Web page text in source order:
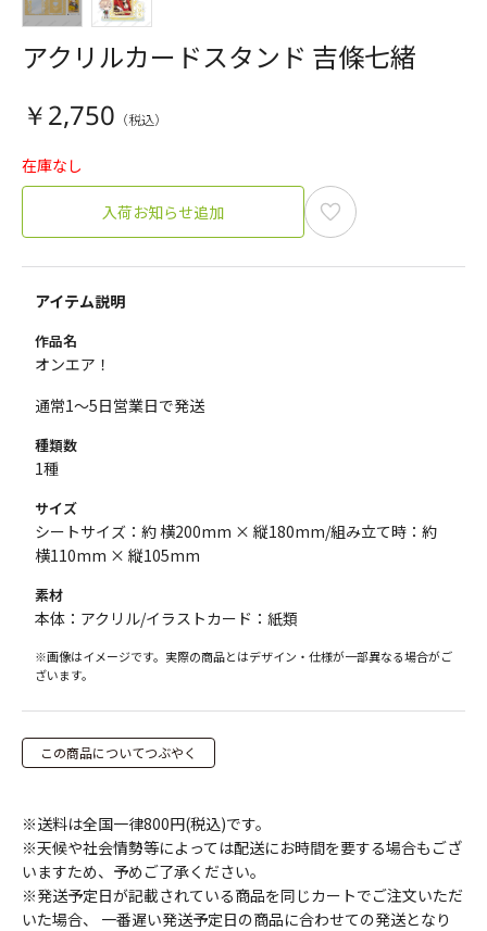
アクリルカードスタンド 吉條七緒
￥2,750
在庫なし
入荷お知らせ追加
アイテム説明
作品名
オンエア！
通常1～5日営業日で発送
種類数
1種
サイズ
シートサイズ：約 横200mm × 縦180mm/組み立て時：約
横110mm × 縦105mm
素材
本体：アクリル/イラストカード：紙類
※画像はイメージです。実際の商品とはデザイン・仕様が一部異なる場合がご
ざいます。
この商品についてつぶやく
※送料は全国一律800円(税込)です。
※天候や社会情勢等によっては配送にお時間を要する場合もござ
いますため、予めご了承ください。
※発送予定日が記載されている商品を同じカートでご注文いただ
いた場合、 一番遅い発送予定日の商品に合わせての発送となり